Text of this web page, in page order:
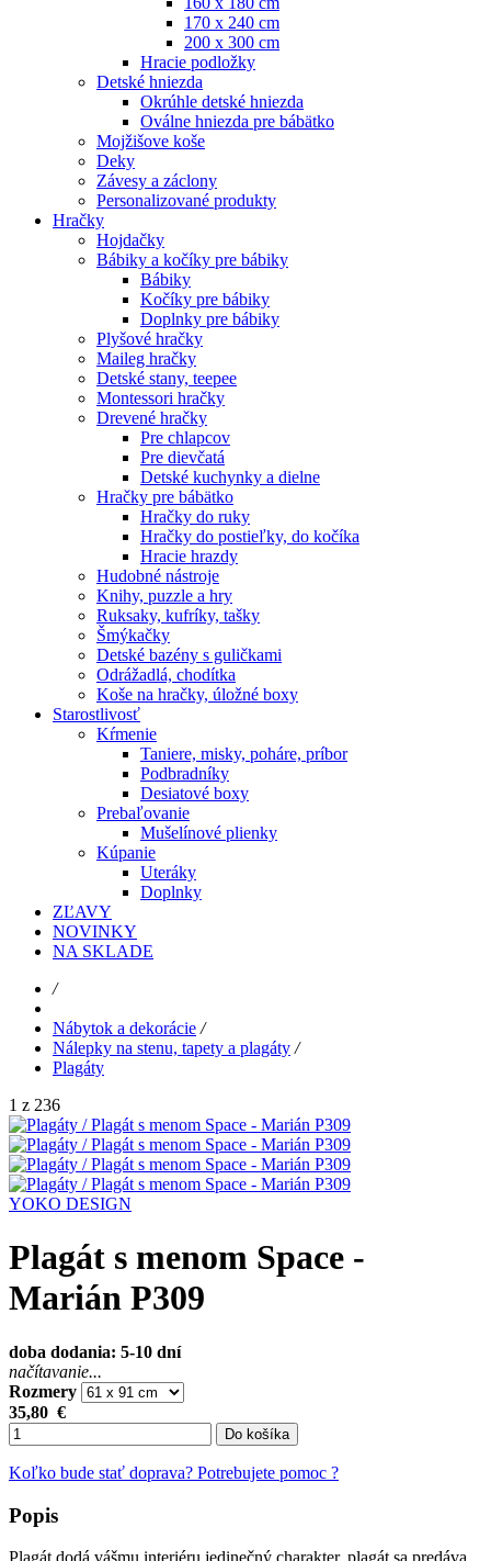
170 x 240 cm
200 x 300 cm
Hracie podložky
Detské hniezda
Okrúhle detské hniezda
Oválne hniezda pre bábätko
Mojžišove koše
Deky
Závesy a záclony
Personalizované produkty
Hračky
Hojdačky
Bábiky a kočíky pre bábiky
Bábiky
Kočíky pre bábiky
Doplnky pre bábiky
Plyšové hračky
Maileg hračky
Detské stany, teepee
Montessori hračky
Drevené hračky
Pre chlapcov
Pre dievčatá
Detské kuchynky a dielne
Hračky pre bábätko
Hračky do ruky
Hračky do postieľky, do kočíka
Hracie hrazdy
Hudobné nástroje
Knihy, puzzle a hry
Ruksaky, kufríky, tašky
Šmýkačky
Detské bazény s guličkami
Odrážadlá, chodítka
Koše na hračky, úložné boxy
Starostlivosť
Kŕmenie
Taniere, misky, poháre, príbor
Podbradníky
Desiatové boxy
Prebaľovanie
Mušelínové plienky
Kúpanie
Uteráky
Doplnky
ZĽAVY
NOVINKY
NA SKLADE
/
Nábytok a dekorácie /
Nálepky na stenu, tapety a plagáty /
Plagáty
1 z 236
YOKO DESIGN
Plagát s menom Space -
Marián P309
doba dodania: 5-10 dní
načítavanie...
Rozmery
35,80 €
Do košíka
Koľko bude stať doprava? Potrebujete pomoc ?
Popis